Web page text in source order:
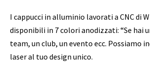
I cappucci in alluminio lavorati a CNC di
disponibili in 7 colori anodizzati: “Se hai
team, un club, un evento ecc. Possiamo
laser al tuo design unico.